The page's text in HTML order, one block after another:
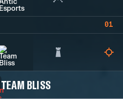
01
TEAM BLISS